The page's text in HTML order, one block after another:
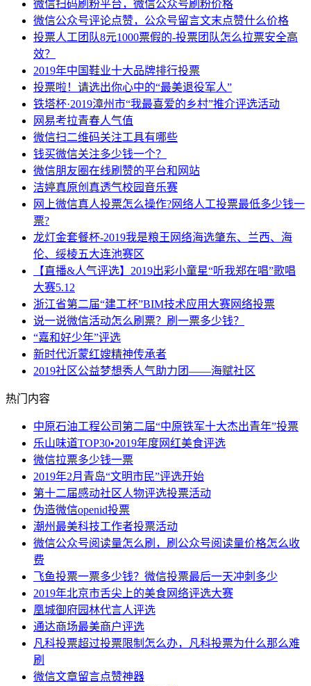
微信扫码刷粉平台，微信公众号刷粉价格
微信公众号评论点赞，公众号留言文末点赞什么价格
投票人工团队8元1000票假的-投票团队怎么拉票安全高
效？
2019年中国鞋业十大品牌排行投票
投票啦！请选出你心中的“最美退役军人”
铁塔杯·2019漳州市“我最喜爱的乡村”推介评选活动
网易考拉青春人气值
微信扫二维码关注工具有哪些
钱买微信关注多少钱一个？
微信朋友圈在线刷赞的平台和网站
洁婷真原创真透气校园音乐赛
网上微信真人投票怎么操作?网络人工投票最低多少钱一
票?
龙灯金套餐杯-2019我是粮王网络海选肇东、兰西、海
伦、绥棱五大连池赛区
【直播&人气评选】2019出彩小童星“听我郑在唱”歌唱
大赛5.12
浙江省第二届“建工杯”BIM技术应用大赛网络投票
说一说微信活动怎么刷票？刷一票多少钱？
“嘉和好少年”评选
新时代沂蒙红嫂精神传承者
2019社区公益梦想秀人气助力团——海赋社区
热门内容
中原石油工程公司第二届“中原铁军十大杰出青年”投票
乐山味道TOP30•2019年度网红美食评选
微信拉票多少钱一票
2019年2月青岛“文明市民”评选开始
第十二届感动社区人物评选投票活动
伪造微信openid投票
潮州最美科技工作者投票活动
微信公众号阅读量怎么刷，刷公众号阅读量价格怎么收
费
飞鱼投票一票多少钱？微信投票最后一天冲刺多少
2019年北京市舌尖上的美食网络评选大赛
凰城御府园林代言人评选
通达商场最美商户评选
凡科投票超过投票限制怎么办，凡科投票为什么那么难
刷
微信文章留言点赞神器